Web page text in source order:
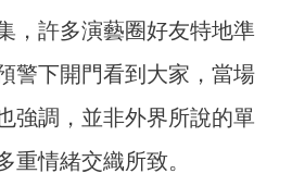
，許多演藝圈好友特地準
警下開門看到大家，當場
強調，並非外界所說的單
重情緒交織所致。